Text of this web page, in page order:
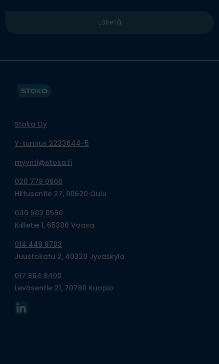
Stoka Oy
Y-tunnus 2233644-5
myynti@stoka.fi
020 778 0860
Hiltusentie 27, 90620 Oulu
040 503 0550
Kiilletie 1, 65300 Vaasa
014 449 9703
Juustokatu 2, 40320 Jyväskylä
017 364 8400
Leväsentie 21, 70780 Kuopio